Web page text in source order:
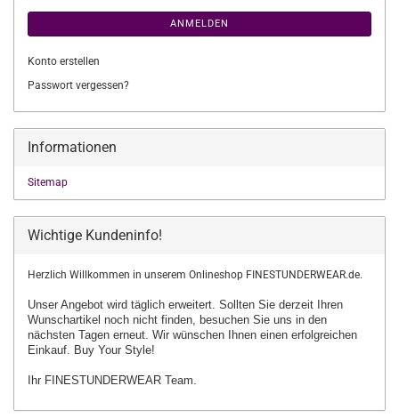
ANMELDEN
Konto erstellen
Passwort vergessen?
Informationen
Sitemap
Wichtige Kundeninfo!
Herzlich Willkommen in unserem Onlineshop FINESTUNDERWEAR.de.
Unser Angebot wird täglich erweitert. Sollten Sie derzeit Ihren
Wunschartikel noch nicht finden, besuchen Sie uns in den
nächsten Tagen erneut. Wir wünschen Ihnen einen erfolgreichen
Einkauf. Buy Your Style!
Ihr FINESTUNDERWEAR Team.